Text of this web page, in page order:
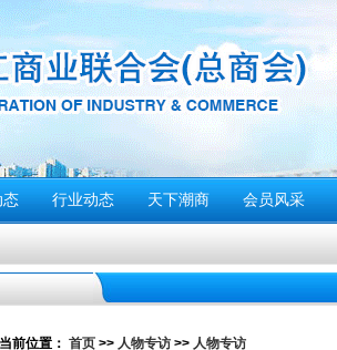
态 行业动态 天下潮商 会员风采
”
当前位置： 首页 >> 人物专访 >> 人物专访